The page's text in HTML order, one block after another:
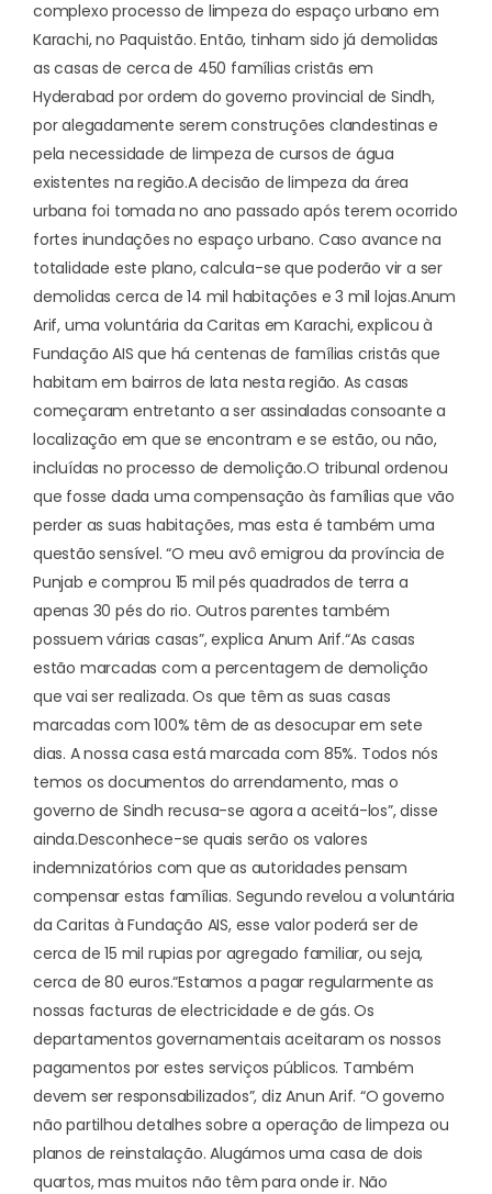
complexo processo de limpeza do espaço urbano em
Karachi, no Paquistão. Então, tinham sido já demolidas
as casas de cerca de 450 famílias cristãs em
Hyderabad por ordem do governo provincial de Sindh,
por alegadamente serem construções clandestinas e
pela necessidade de limpeza de cursos de água
existentes na região.A decisão de limpeza da área
urbana foi tomada no ano passado após terem ocorrido
fortes inundações no espaço urbano. Caso avance na
totalidade este plano, calcula-se que poderão vir a ser
demolidas cerca de 14 mil habitações e 3 mil lojas.Anum
Arif, uma voluntária da Caritas em Karachi, explicou à
Fundação AIS que há centenas de famílias cristãs que
habitam em bairros de lata nesta região. As casas
começaram entretanto a ser assinaladas consoante a
localização em que se encontram e se estão, ou não,
incluídas no processo de demolição.O tribunal ordenou
que fosse dada uma compensação às famílias que vão
perder as suas habitações, mas esta é também uma
questão sensível. “O meu avô emigrou da província de
Punjab e comprou 15 mil pés quadrados de terra a
apenas 30 pés do rio. Outros parentes também
possuem várias casas”, explica Anum Arif.“As casas
estão marcadas com a percentagem de demolição
que vai ser realizada. Os que têm as suas casas
marcadas com 100% têm de as desocupar em sete
dias. A nossa casa está marcada com 85%. Todos nós
temos os documentos do arrendamento, mas o
governo de Sindh recusa-se agora a aceitá-los”, disse
ainda.Desconhece-se quais serão os valores
indemnizatórios com que as autoridades pensam
compensar estas famílias. Segundo revelou a voluntária
da Caritas à Fundação AIS, esse valor poderá ser de
cerca de 15 mil rupias por agregado familiar, ou seja,
cerca de 80 euros.“Estamos a pagar regularmente as
nossas facturas de electricidade e de gás. Os
departamentos governamentais aceitaram os nossos
pagamentos por estes serviços públicos. Também
devem ser responsabilizados”, diz Anun Arif. “O governo
não partilhou detalhes sobre a operação de limpeza ou
planos de reinstalação. Alugámos uma casa de dois
quartos, mas muitos não têm para onde ir. Não